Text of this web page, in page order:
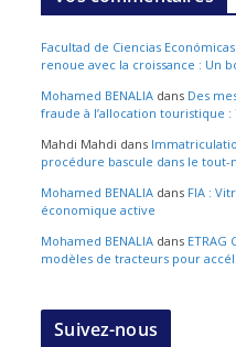
Facultad de Ciencias Económicas
renoue avec la croissance : Un
Mohamed BENALIA dans Des
fraude à l’allocation touristique
Mahdi Mahdi dans
procédure bascule dans le
Mohamed BENALIA dans FIA :
économique active
Mohamed BENALIA dans ETRAG
modèles de tracteurs pour
Suivez-nous